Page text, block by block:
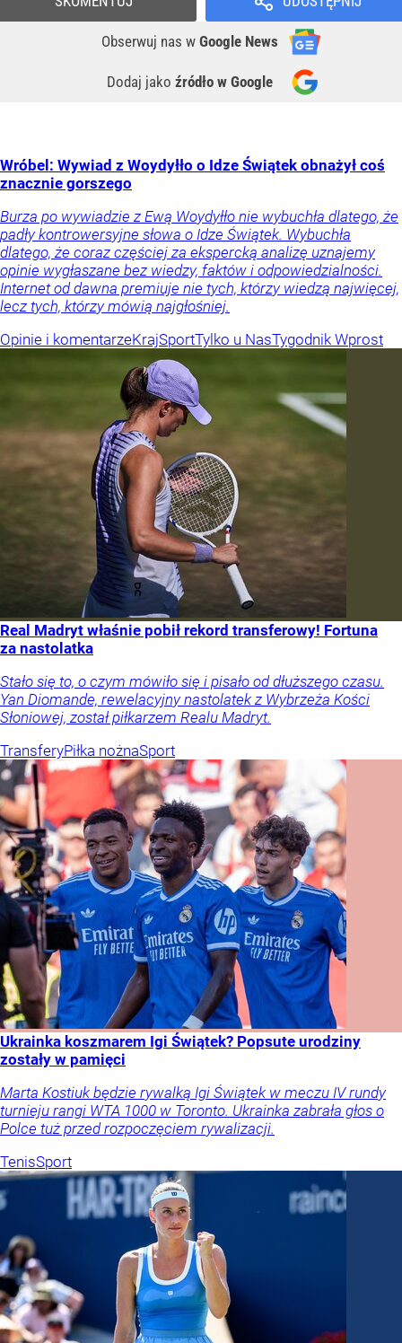
Obserwuj nas w Google News
Dodaj jako źródło w Google
Wróbel: Wywiad z Woydyłło o Idze Świątek obnażył coś
znacznie gorszego
Burza po wywiadzie z Ewą Woydyłło nie wybuchła dlatego, że
padły kontrowersyjne słowa o Idze Świątek. Wybuchła
dlatego, że coraz częściej za ekspercką analizę uznajemy
opinie wygłaszane bez wiedzy, faktów i odpowiedzialności.
Internet od dawna premiuje nie tych, którzy wiedzą najwięcej,
lecz tych, którzy mówią najgłośniej.
Opinie i komentarzeKrajSportTylko u NasTygodnik Wprost
Real Madryt właśnie pobił rekord transferowy! Fortuna
za nastolatka
Stało się to, o czym mówiło się i pisało od dłuższego czasu.
Yan Diomande, rewelacyjny nastolatek z Wybrzeża Kości
Słoniowej, został piłkarzem Realu Madryt.
TransferyPiłka nożnaSport
Ukrainka koszmarem Igi Świątek? Popsute urodziny
zostały w pamięci
Marta Kostiuk będzie rywalką Igi Świątek w meczu IV rundy
turnieju rangi WTA 1000 w Toronto. Ukrainka zabrała głos o
Polce tuż przed rozpoczęciem rywalizacji.
TenisSport